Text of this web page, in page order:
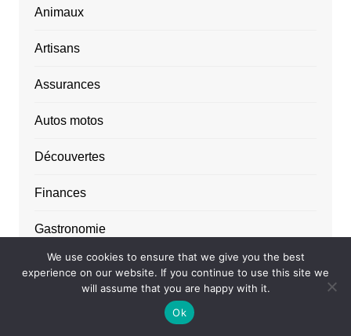
Animaux
Artisans
Assurances
Autos motos
Découvertes
Finances
Gastronomie
Immobilier
We use cookies to ensure that we give you the best
experience on our website. If you continue to use this site we
will assume that you are happy with it.
Ok